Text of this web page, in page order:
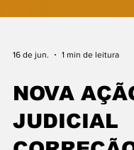
16 de jun. 1 min de leitura
NOVA AÇÃO